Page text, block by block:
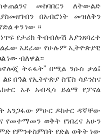
መከባበርን ለትውልድ
በአብሮነት መዝለቅን
ቀን ነው ።
የታሪክ ቅብብሎሽ እያንጸባረቀ
አደራው የሁሉም ኢትዮጵያዊ
ነው ብለዋል።
ትሩፋት” በሚል ንዑስ ቃል፤
በዓል የኢትዮጵያ ስፔስ ሳይንስና
አቶ አብዲሳ ይልማ የፓናል
አንጋፋው ምሁር ዶክተር ዳኛቸው
የመተማመን ወቅት የነበረና አሁን
የምንቀስምበት የድል ወቅት ነው